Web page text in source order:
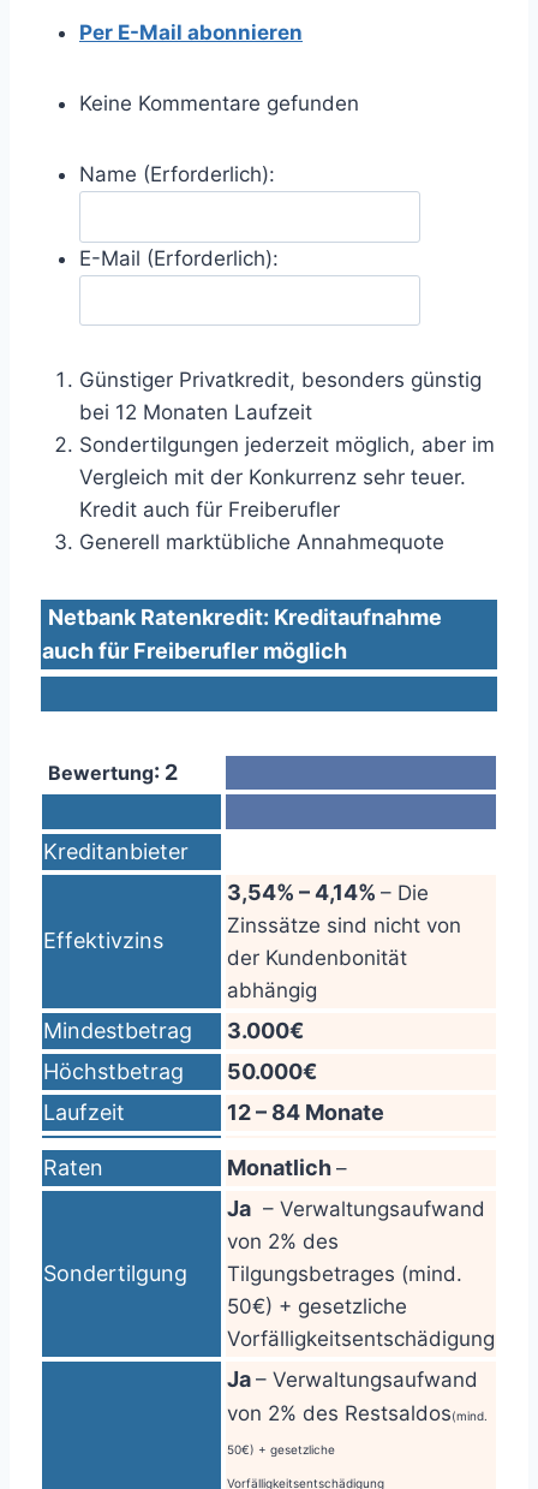
Per E-Mail abonnieren
Keine Kommentare gefunden
Name (Erforderlich):
E-Mail (Erforderlich):
Günstiger Privatkredit, besonders günstig
bei 12 Monaten Laufzeit
Sondertilgungen jederzeit möglich, aber im
Vergleich mit der Konkurrenz sehr teuer.
Kredit auch für Freiberufler
Generell marktübliche Annahmequote
Netbank Ratenkredit: Kreditaufnahme
auch für Freiberufler möglich
Bewertung: 2
Kreditanbieter
Effektivzins
3,54% – 4,14% – Die
Zinssätze sind nicht von
der Kundenbonität
abhängig
Mindestbetrag
3.000€
Höchstbetrag
50.000€
Laufzeit
12 – 84 Monate
Raten Monatlich –
Sondertilgung
Ja – Verwaltungsaufwand
von 2% des
Tilgungsbetrages (mind.
50€) + gesetzliche
Vorfälligkeitsentschädigung
Ja – Verwaltungsaufwand
von 2% des Restsaldos(mind.
50€) + gesetzliche
Vorfälligkeitsentschädigung